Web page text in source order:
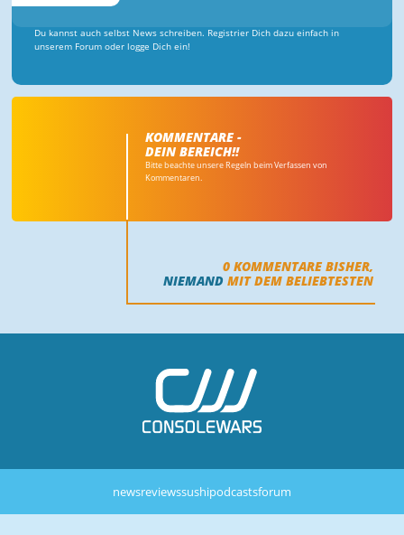
Du kannst auch selbst News schreiben. Registrier Dich dazu einfach in
unserem Forum oder logge Dich ein!
KOMMENTARE -
DEIN BEREICH!!
Bitte beachte unsere Regeln beim Verfassen von
Kommentaren.
0 KOMMENTARE BISHER,
NIEMAND MIT DEM BELIEBTESTEN
newsreviewssushipodcastsforum